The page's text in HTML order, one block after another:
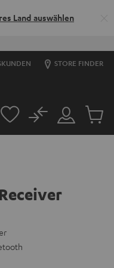
Land auswählen
STORE FINDER
Mein
Konto
No
Artikel